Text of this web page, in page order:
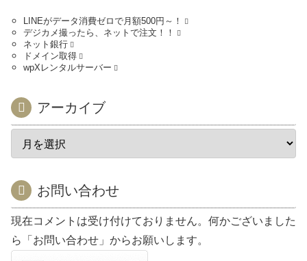
LINEがデータ消費ゼロで月額500円～！
デジカメ撮ったら、ネットで注文！！
ネット銀行
ドメイン取得
wpXレンタルサーバー
アーカイブ
お問い合わせ
現在コメントは受け付けておりません。何かございました
ら「お問い合わせ」からお願いします。